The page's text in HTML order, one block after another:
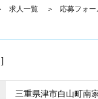
求人一覧 応募フォー
三重県津市白山町南